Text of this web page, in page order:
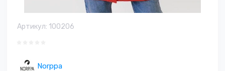
Артикул: 100206
Norppa